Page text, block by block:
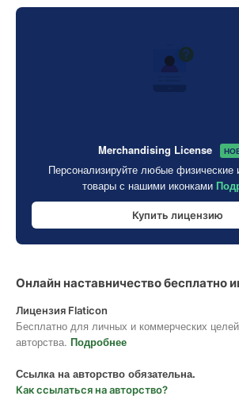
Merchandising License
Персонализируйте любые
товары с нашими иконками
Купить лицензию
Онлайн наставничество бесплатно
Лицензия Flaticon
Бесплатно для личных и коммерческих
авторства. Подробнее
Ссылка на авторство обязательна.
Как ссылаться на авторство?